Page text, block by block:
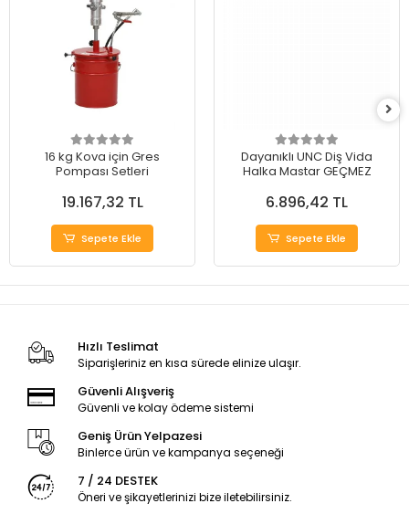
16 kg Kova için Gres
Pompası Setleri
19.167,32 TL
Sepete Ekle
Dayanıklı UNC Diş Vida
Halka Mastar GEÇMEZ
6.896,42 TL
Sepete Ekle
Hızlı Teslimat
Siparişleriniz en kısa sürede elinize ulaşır.
Güvenli Alışveriş
Güvenli ve kolay ödeme sistemi
Geniş Ürün Yelpazesi
Binlerce ürün ve kampanya seçeneği
7 / 24 DESTEK
Öneri ve şikayetlerinizi bize iletebilirsiniz.